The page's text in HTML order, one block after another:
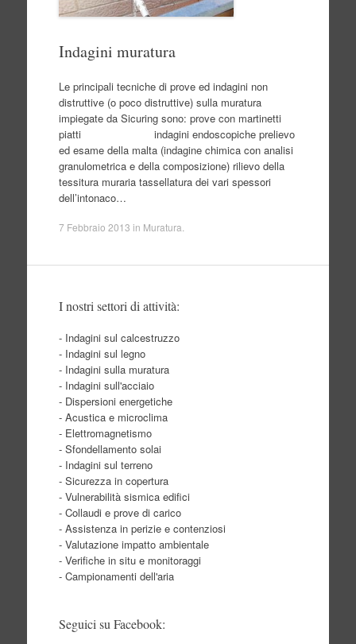
Indagini muratura
Le principali tecniche di prove ed indagini non
distruttive (o poco distruttive) sulla muratura
impiegate da Sicuring sono: prove con martinetti
piatti indagini endoscopiche prelievo
ed esame della malta (indagine chimica con analisi
granulometrica e della composizione) rilievo della
tessitura muraria tassellatura dei vari spessori
dell’intonaco…
7 Febbraio 2013 in Muratura
I nostri settori di attività:
- Indagini sul calcestruzzo
- Indagini sul legno
- Indagini sulla muratura
- Indagini sull'acciaio
- Dispersioni energetiche
- Acustica e microclima
- Elettromagnetismo
- Sfondellamento solai
- Indagini sul terreno
- Sicurezza in copertura
- Vulnerabilità sismica edifici
- Collaudi e prove di carico
- Assistenza in perizie e contenziosi
- Valutazione impatto ambientale
- Verifiche in situ e monitoraggi
- Campionamenti dell'aria
Seguici su Facebook: